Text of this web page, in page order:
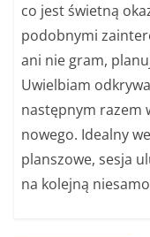
co jest świetną
podobnymi
ani nie gram,
Uwielbiam
następnym razem
nowego. Idealny
planszowe, sesja
na kolejną